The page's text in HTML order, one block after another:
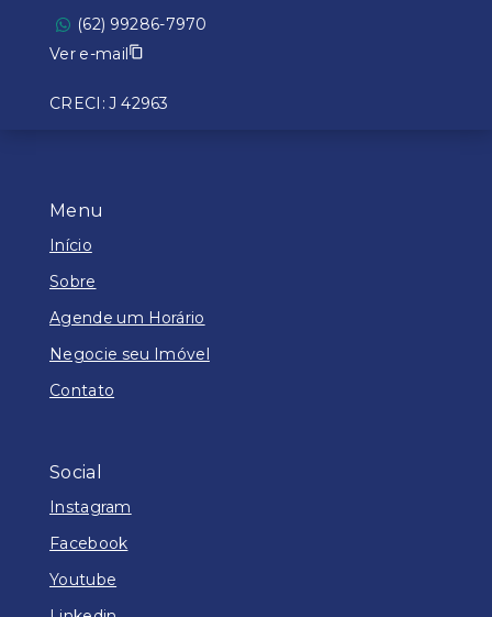
Menu
Início
Sobre
Agende um Horário
Negocie seu Imóvel
Contato
Social
Instagram
Facebook
Youtube
(62) 99286-7970
Ver e-mail
CRECI: J 42963